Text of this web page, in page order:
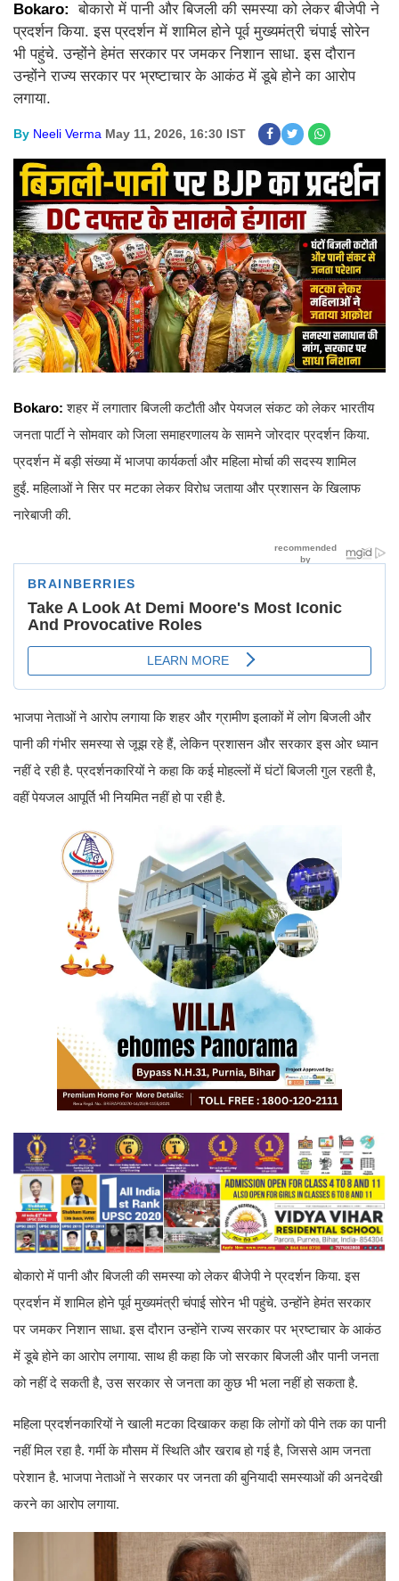
Bokaro: बोकारो में पानी और बिजली की समस्या को लेकर बीजेपी ने
प्रदर्शन किया. इस प्रदर्शन में शामिल होने पूर्व मुख्यमंत्री चंपाई सोरेन
भी पहुंचे. उन्होंने हेमंत सरकार पर जमकर निशान साधा. इस दौरान
उन्होंने राज्य सरकार पर भ्रष्टाचार के आकंठ में डूबे होने का आरोप
लगाया.
By Neeli Verma May 11, 2026, 16:30 IST
Bokaro:शहर में लगातार बिजली कटौती और पेयजल संकट को लेकर भारतीय
जनता पार्टी ने सोमवार को जिला समाहरणालय के सामने जोरदार प्रदर्शन किया.
प्रदर्शन में बड़ी संख्या में भाजपा कार्यकर्ता और महिला मोर्चा की सदस्य शामिल
हुईं. महिलाओं ने सिर पर मटका लेकर विरोध जताया और प्रशासन के खिलाफ
नारेबाजी की.
भाजपा नेताओं ने आरोप लगाया कि शहर और ग्रामीण इलाकों में लोग बिजली और
पानी की गंभीर समस्या से जूझ रहे हैं, लेकिन प्रशासन और सरकार इस ओर ध्यान
नहीं दे रही है. प्रदर्शनकारियों ने कहा कि कई मोहल्लों में घंटों बिजली गुल रहती है,
वहीं पेयजल आपूर्ति भी नियमित नहीं हो पा रही है.
बोकारो में पानी और बिजली की समस्या को लेकर बीजेपी ने प्रदर्शन किया. इस
प्रदर्शन में शामिल होने पूर्व मुख्यमंत्री चंपाई सोरेन भी पहुंचे. उन्होंने हेमंत सरकार
पर जमकर निशान साधा. इस दौरान उन्होंने राज्य सरकार पर भ्रष्टाचार के आकंठ
में डूबे होने का आरोप लगाया. साथ ही कहा कि जो सरकार बिजली और पानी जनता
को नहीं दे सकती है, उस सरकार से जनता का कुछ भी भला नहीं हो सकता है.
महिला प्रदर्शनकारियों ने खाली मटका दिखाकर कहा कि लोगों को पीने तक का पानी
नहीं मिल रहा है. गर्मी के मौसम में स्थिति और खराब हो गई है, जिससे आम जनता
परेशान है. भाजपा नेताओं ने सरकार पर जनता की बुनियादी समस्याओं की अनदेखी
करने का आरोप लगाया.